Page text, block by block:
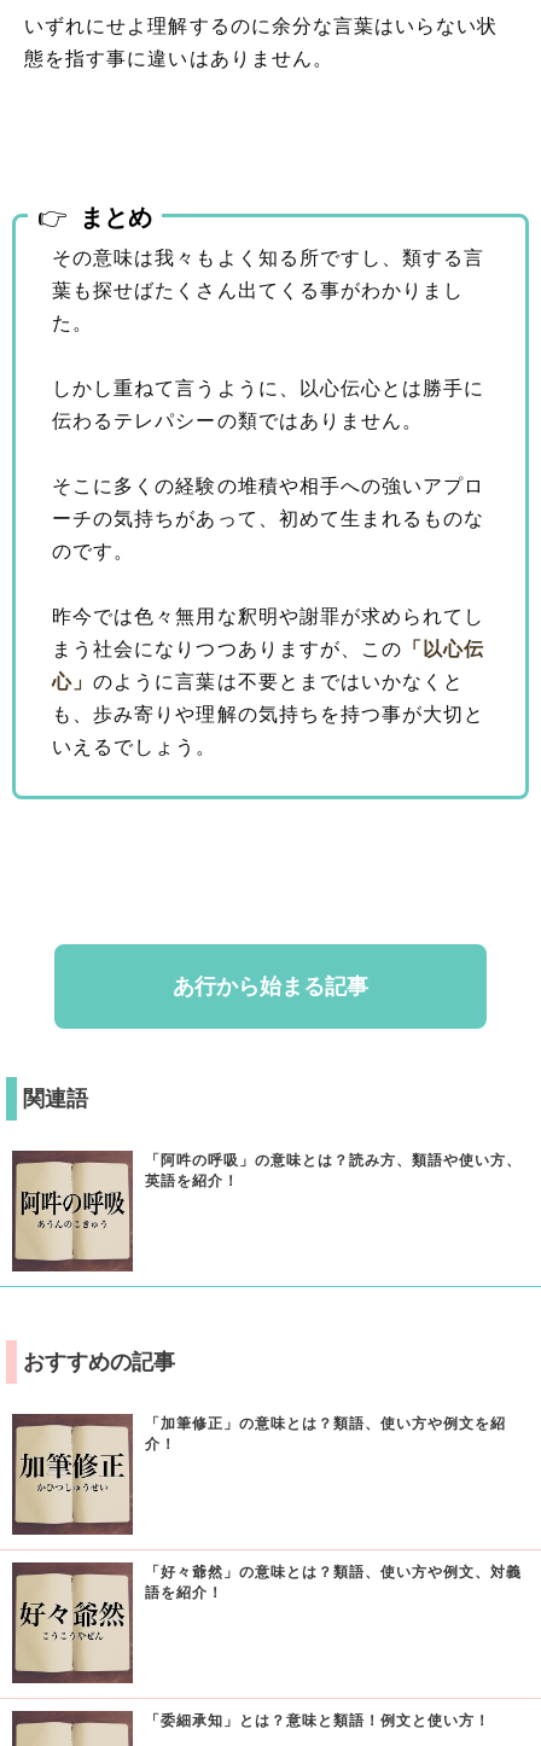
いずれにせよ理解するのに余分な言葉はいらない状
態を指す事に違いはありません。
まとめ
その意味は我々もよく知る所ですし、類する言
葉も探せばたくさん出てくる事がわかりまし
た。
しかし重ねて言うように、以心伝心とは勝手に
伝わるテレパシーの類ではありません。
そこに多くの経験の堆積や相手への強いアプロ
ーチの気持ちがあって、初めて生まれるものな
のです。
昨今では色々無用な釈明や謝罪が求められてし
まう社会になりつつありますが、この 「以心伝
心」のように言葉は不要とまではいかなくと
も、歩み寄りや理解の気持ちを持つ事が大切と
いえるでしょう。
あ行から始まる記事
関連語
「阿吽の呼吸」の意味とは？読み方、類語や使い方、
英語を紹介！
おすすめの記事
「加筆修正」の意味とは？類語、使い方や例文を紹
介！
「好々爺然」の意味とは？類語、使い方や例文、対義
語を紹介！
「委細承知」とは？意味と類語！例文と使い方！